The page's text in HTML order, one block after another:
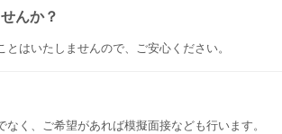
んか？
はいたしませんので、ご安心ください。
く、ご希望があれば模擬面接なども行います。